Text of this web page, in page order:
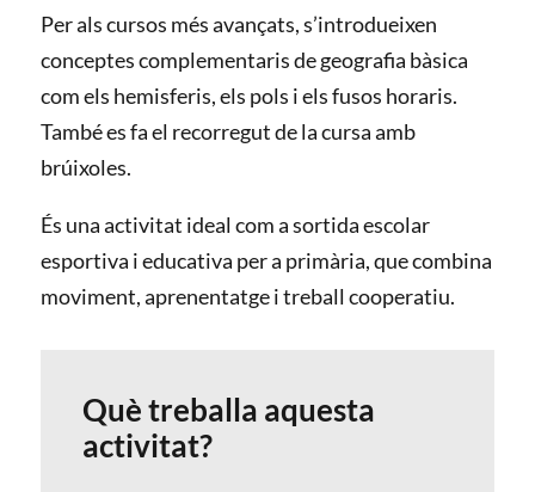
Per als cursos més avançats, s’introdueixen
conceptes complementaris de geografia bàsica
com els hemisferis, els pols i els fusos horaris.
També es fa el recorregut de la cursa amb
brúixoles.
És una activitat ideal com a sortida escolar
esportiva i educativa per a primària, que combina
moviment, aprenentatge i treball cooperatiu.
Què treballa aquesta
activitat?